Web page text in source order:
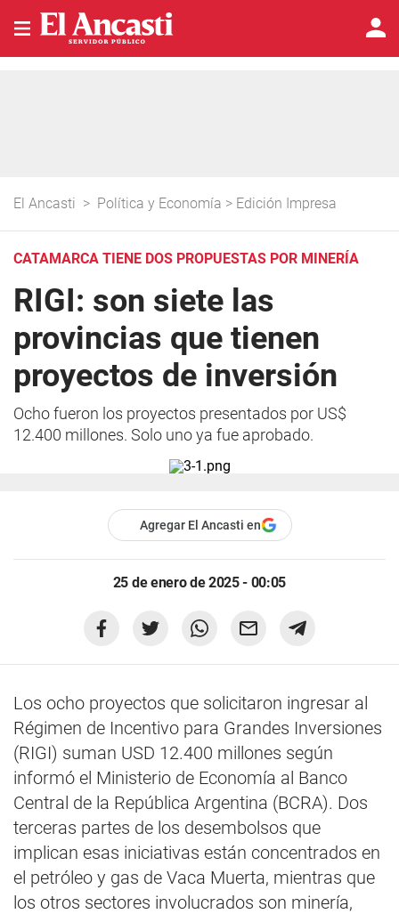
El Ancasti > Política y Economía > Edición Impresa
CATAMARCA TIENE DOS PROPUESTAS POR MINERÍA
RIGI: son siete las
provincias que tienen
proyectos de inversión
Ocho fueron los proyectos presentados por US$
12.400 millones. Solo uno ya fue aprobado.
Agregar El Ancasti en
25 de enero de 2025 - 00:05
Los ocho proyectos que solicitaron ingresar al
Régimen de Incentivo para Grandes Inversiones
(RIGI) suman USD 12.400 millones según
informó el Ministerio de Economía al Banco
Central de la República Argentina (BCRA). Dos
terceras partes de los desembolsos que
implican esas iniciativas están concentrados en
el petróleo y gas de Vaca Muerta, mientras que
los otros sectores involucrados son minería,